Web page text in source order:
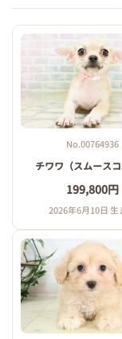
No.00764936
チワワ（スムースコ
199,800円
2026年6月10日 生